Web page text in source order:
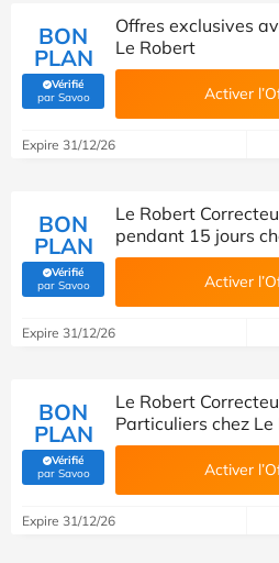
BON
PLAN
Vérifié
par Savoo(Vérifié par Savoo)
Offres exclusives
Le Robert
Activer
Expire 31/12/26
BON
PLAN
Vérifié
par Savoo(Vérifié par Savoo)
Le Robert
pendant 15 jours
Activer
Expire 31/12/26
BON
PLAN
Vérifié
par Savoo(Vérifié par Savoo)
Le Robert
Particuliers chez
Activer
Expire 31/12/26